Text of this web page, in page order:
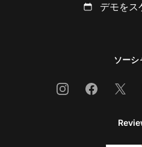
デモをス
ソーシ
InstagramFacebook
X